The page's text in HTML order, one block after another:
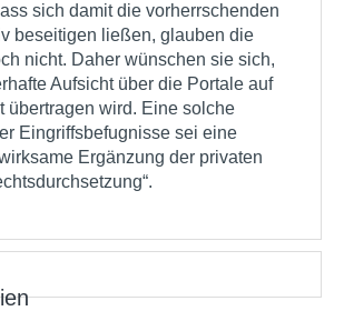
sich damit die vorherrschenden
beseitigen ließen, glauben die
nicht. Daher wünschen sie sich,
Aufsicht über die Portale auf
übertragen wird. Eine solche
Eingriffsbefugnisse sei eine
Ergänzung der privaten